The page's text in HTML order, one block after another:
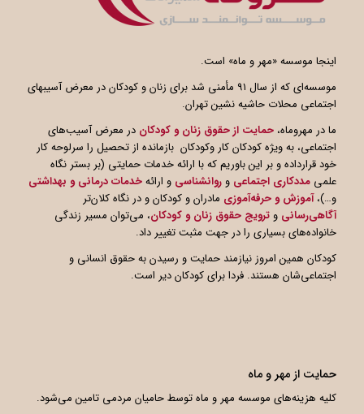
اینجا موسسه «مهر و ماه» است.
موسسه‌ای که از سال ۹۱ مأمنی شد برای زنان و کودکان در معرض آسیبهای
اجتماعی محلات حاشیه نشین تهران.
ما در مهروماه، حمایت از حقوق زنان و کودکان در معرض آسیب‌های
اجتماعی، به ویژه کودکان کار وکودکان بازمانده از تحصیل را سرلوحه کار
خود قرارداده و بر این باوریم که با ارائه خدمات حمایتی (بر بستر نگاه
علمی مددکاری اجتماعی وروانشناسی و ارائهخدمات درمانی و بهداشتی
و…)،آموزش و حرفه‌آموزی مادران و کودکان و در نگاه کلان‌تر
آگاهیرسانی وترویج حقوق زنان و کودکان، می‌توان مسیر زندگی
خانواده‌های بسیاری را در جهت مثبت تغییر داد.
کودکان همین امروز نیازمند حمایت و رسیدن به حقوق انسانی و
اجتماعی‌شان هستند. فردا برای کودکان دیر است.
حمایت از مهر و ماه
کلیه هزینه‌های موسسه مهر و ماه توسط حامیان مردمی تامین می‌شود.